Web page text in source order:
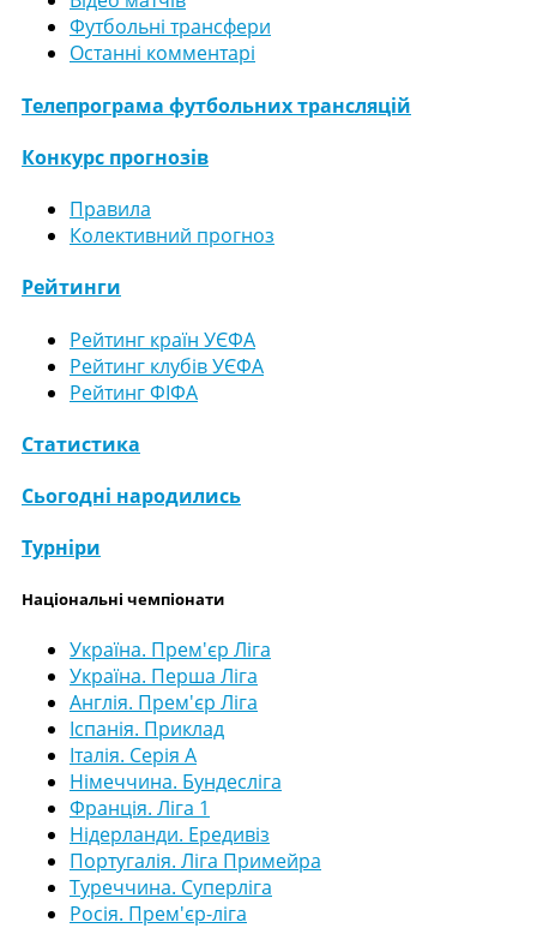
Футбольні трансфери
Останні комментарі
Телепрограма футбольних трансляцій
Конкурс прогнозів
Правила
Колективний прогноз
Рейтинги
Рейтинг країн УЄФА
Рейтинг клубів УЄФА
Рейтинг ФІФА
Статистика
Сьогодні народились
Турніри
Національні чемпіонати
Україна. Прем'єр Ліга
Україна. Перша Ліга
Англія. Прем'єр Ліга
Іспанія. Приклад
Італія. Серія А
Німеччина. Бундесліга
Франція. Ліга 1
Нідерланди. Ередивіз
Португалія. Ліга Примейра
Туреччина. Суперліга
Росія. Прем'єр-ліга